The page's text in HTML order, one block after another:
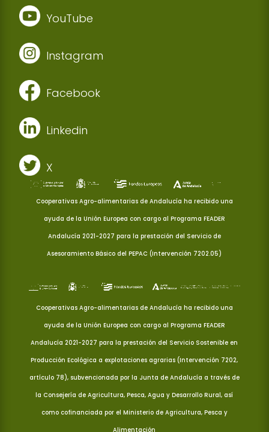
YouTube
Instagram
Facebook
Linkedin
X
Cooperativas Agro-alimentarias de Andalucía ha recibido una
ayuda de la Unión Europea con cargo al Programa FEADER
Andalucía 2021-2027 para la prestación del Servicio de
Asesoramiento Básico del PEPAC (Intervención 7202.05)
Cooperativas Agro-alimentarias de Andalucía ha recibido una
ayuda de la Unión Europea con cargo al Programa FEADER
Andalucía 2021-2027 para la prestación del Servicio Sostenible en
Producción Ecológica a explotaciones agrarias (Intervención 7202,
artículo 78), subvencionada por la Junta de Andalucía a través de
la Consejería de Agricultura, Pesca, Agua y Desarrollo Rural, así
como cofinanciada por el Ministerio de Agricultura, Pesca y
Alimentación